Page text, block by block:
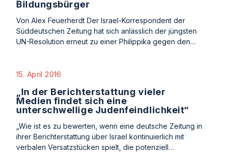
Bildungsbürger
Von Alex Feuerherdt Der Israel-Korrespondent der
Süddeutschen Zeitung hat sich anlässlich der jüngsten
UN-Resolution erneut zu einer Philippika gegen den…
15. April 2016
„In der Berichterstattung vieler
Medien findet sich eine
unterschwellige Judenfeindlichkeit“
„Wie ist es zu bewerten, wenn eine deutsche Zeitung in
ihrer Berichterstattung über Israel kontinuierlich mit
verbalen Versatzstücken spielt, die potenziell…